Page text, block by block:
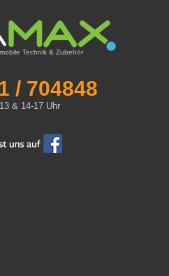
Technik & Zubehör
/ 704848
& 14-17 Uhr